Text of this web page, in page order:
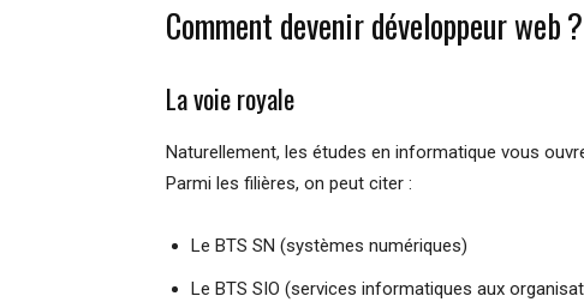
Comment devenir développeur web ?
La voie royale
Naturellement, les études en informatique vous
Parmi les filières, on peut citer :
Le BTS SN (systèmes numériques)
Le BTS SIO (services informatiques aux